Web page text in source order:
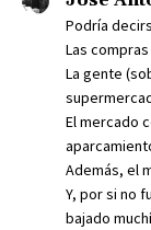
Podría
Las
La gente
El mercado
Además, el
Y, por si no
bajado